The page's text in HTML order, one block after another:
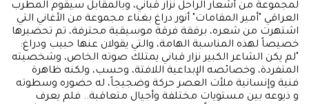
لمجموعة من أشعار الراحل نزار قباني، وبالمقابل سيقوم المطرب
العراقي "أمير المقامات" أنور دراغ بغناء مجموعة من الأغاني التي
اشتهرت من شعره، برفقة فرقة موسيقية محترفة، تم تحضيرها
خصيصاً لهذه المناسبة الهامة، والتي يقولان عنها حبيب ودراغ:
"لم يكن الشاعر الكبير نزار قباني يمتلك صوته الخاص، وشخصيته
المتفردة، وخصائصه الإبداعية اللافتة، وحسب، ولكنه ظاهرة
فنية وإنسانية ملأت العصر حركة وضجيجاً، له حضوره وسطوته
و ذيوعه بين مستويات مختلفة وأجيال متعاقبة.. فلم يعرف